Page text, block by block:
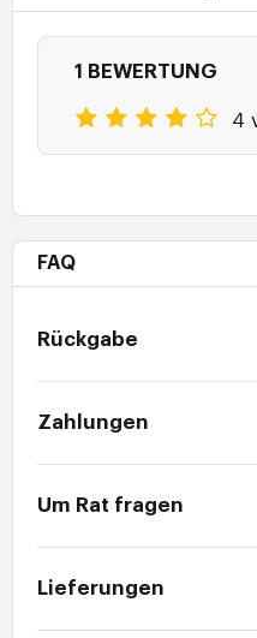
1 BEWERTUNG
4
FAQ
Rückgabe
Zahlungen
Um Rat fragen
Lieferungen